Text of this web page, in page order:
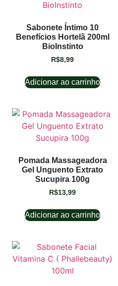
Sabonete Íntimo 10
Benefícios Hortelã 200ml
BioInstinto
R$8,99
Adicionar ao carrinho
Pomada Massageadora
Gel Unguento Extrato
Sucupira 100g
R$13,99
Adicionar ao carrinho